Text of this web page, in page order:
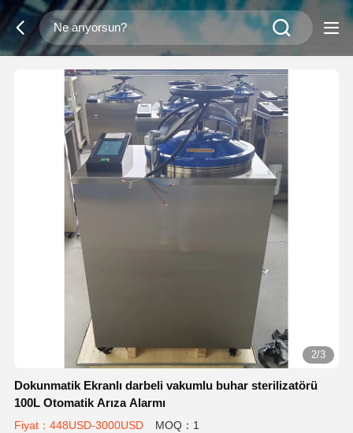
2/3
Dokunmatik Ekranlı darbeli vakumlu buhar sterilizatörü
100L Otomatik Arıza Alarmı
Fiyat：448USD-3000USD MOQ：1